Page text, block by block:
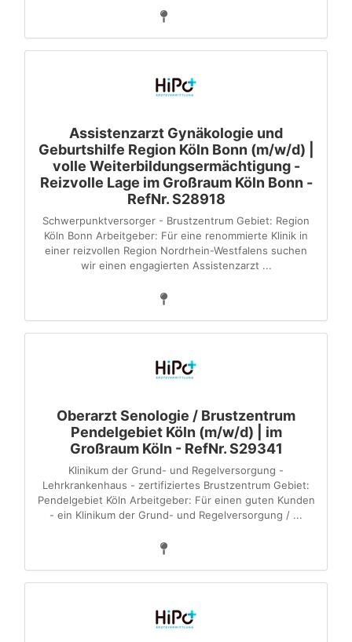
Assistenzarzt Gynäkologie und
Geburtshilfe Region Köln Bonn (m/w/d) |
volle Weiterbildungsermächtigung -
Reizvolle Lage im Großraum Köln Bonn -
RefNr. S28918
Schwerpunktversorger - Brustzentrum Gebiet: Region
Köln Bonn Arbeitgeber: Für eine renommierte Klinik in
einer reizvollen Region Nordrhein-Westfalens suchen
wir einen engagierten Assistenzarzt ...
Oberarzt Senologie / Brustzentrum
Pendelgebiet Köln (m/w/d) | im
Großraum Köln - RefNr. S29341
Klinikum der Grund- und Regelversorgung -
Lehrkrankenhaus - zertifiziertes Brustzentrum Gebiet:
Pendelgebiet Köln Arbeitgeber: Für einen guten Kunden
- ein Klinikum der Grund- und Regelversorgung / ...